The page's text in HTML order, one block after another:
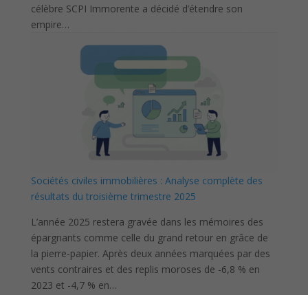
célèbre SCPI Immorente a décidé d’étendre son
empire…
Sociétés civiles immobilières : Analyse complète des
résultats du troisième trimestre 2025
L’année 2025 restera gravée dans les mémoires des
épargnants comme celle du grand retour en grâce de
la pierre-papier. Après deux années marquées par des
vents contraires et des replis moroses de -6,8 % en
2023 et -4,7 % en…